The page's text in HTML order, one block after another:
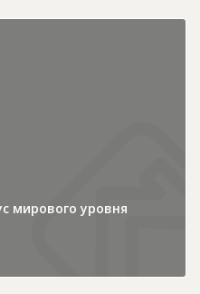
мирового уровня